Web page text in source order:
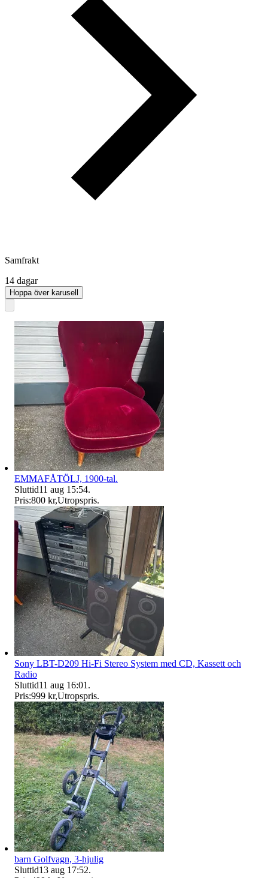
Samfrakt
14 dagar
Hoppa över karusell
EMMAFÅTÖLJ, 1900-tal.
Sluttid11 aug 15:54.
Pris:800 kr,Utropspris.
Sony LBT-D209 Hi-Fi Stereo System med CD, Kassett och
Radio
Sluttid11 aug 16:01 .
Pris:999 kr,Utropspris.
barn Golfvagn, 3-hjulig
Sluttid13 aug 17:52.